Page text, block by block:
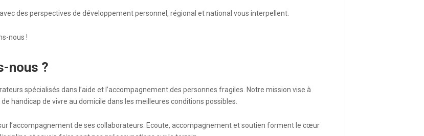
des perspectives de développement personnel, régional et national vous interpellent.
nous !
nous ?
spécialisés dans l’aide et l’accompagnement des personnes fragiles. Notre mission vise à
handicap de vivre au domicile dans les meilleures conditions possibles.
l’accompagnement de ses collaborateurs. Ecoute, accompagnement et soutien forment le cœur